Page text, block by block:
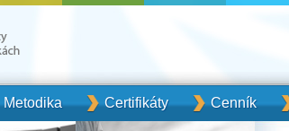
Metodika Certifikáty Cenník